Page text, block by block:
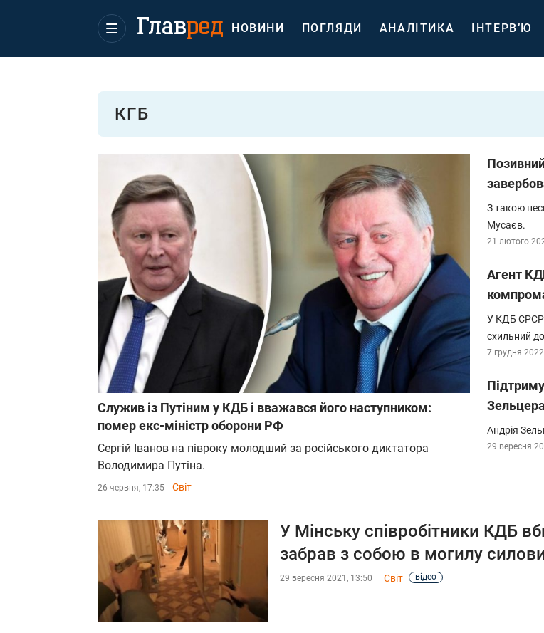
НОВИНИ ПОГЛЯДИ АНАЛІТИКА ІНТЕРВ’Ю
КГБ
Служив із Путіним у КДБ і вважався його наступником:
помер екс-міністр оборони РФ
Сергій Іванов на півроку молодший за російського диктатора
Володимира Путіна.
26 червня, 17:35 Світ
З такою
Мусаєв.
21 лютого
Агент
У КДБ СРСР
схильний
7 грудня
Андрія
29 вересня
У Мінську співробітники КДБ
забрав з собою в могилу
29 вересня 2021, 13:50 Світ відео